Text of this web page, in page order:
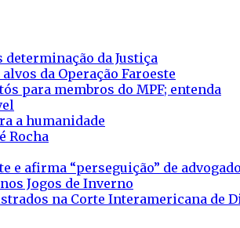
determinação da Justiça
da Operação Faroeste
para membros do MPF; entenda
a humanidade
Rocha
e afirma “perseguição” de advogado
Jogos de Inverno
na Corte Interamericana de